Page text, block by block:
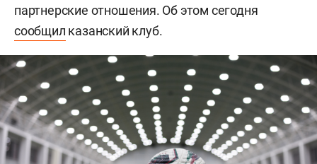
партнерские отношения. Об этом сегодня
сообщил казанский клуб.